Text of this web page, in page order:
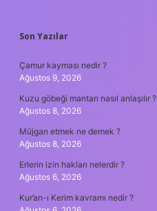
SIDEBAR
Son Yazılar
Çamur kayması nedir ?
Ağustos 9, 2026
Kuzu göbeği mantarı nasıl anlaşılır ?
Ağustos 8, 2026
Müjgan etmek ne demek ?
Ağustos 8, 2026
Erlerin izin hakları nelerdir ?
Ağustos 6, 2026
Kur’an-ı Kerim kavramı nedir ?